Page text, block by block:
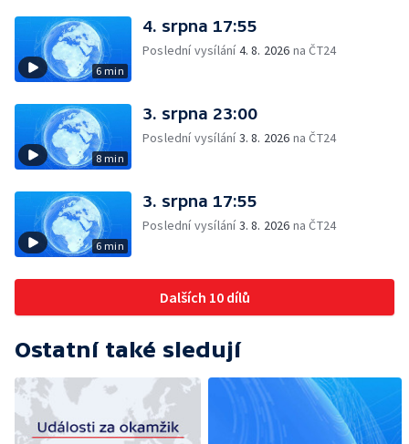
6 min
4. srpna 17:55
Poslední vysílání4. 8. 2026 na ČT24
8 min
3. srpna 23:00
Poslední vysílání3. 8. 2026 na ČT24
6 min
3. srpna 17:55
Poslední vysílání3. 8. 2026 na ČT24
Dalších 10 dílů
Ostatní také sledují